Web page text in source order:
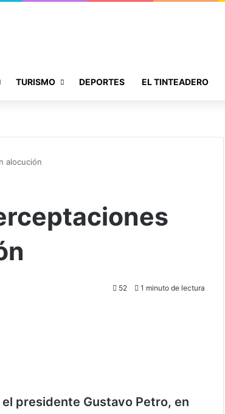
TURISMO DEPORTES EL TINTEADERO
alocución
52 1 minuto de lectura
el presidente Gustavo Petro, en